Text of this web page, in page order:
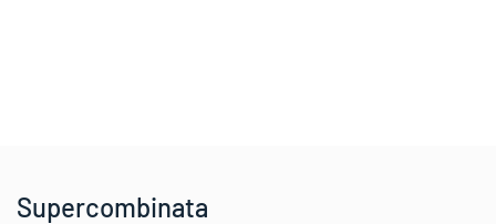
Supercombinata